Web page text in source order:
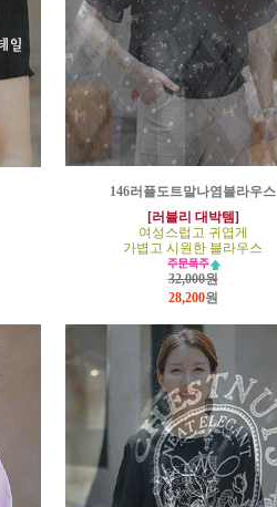
146러플도트말나염블라우스
[러블리 대박템]
여성스럽고 귀엽게
가볍고 시원한 블라우스
32,000원
28,200원